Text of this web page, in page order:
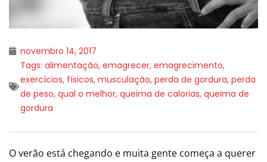
novembro 14, 2017
Tags: alimentação, emagrecer, emagrecimento,
exercícios, físicos, musculação, perda de gordura, perda
de peso, qual o melhor, queima de calorias, queima de
gordura
O verão está chegando e muita gente começa a querer